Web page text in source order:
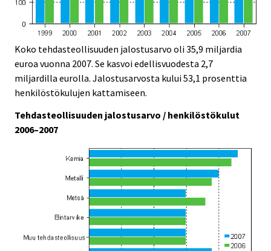
Koko tehdasteollisuuden jalostusarvo oli 35,9 miljardia
euroa vuonna 2007. Se kasvoi edellisvuodesta 2,7
miljardilla eurolla. Jalostusarvosta kului 53,1 prosenttia
henkilöstökulujen kattamiseen.
Tehdasteollisuuden jalostusarvo / henkilöstökulut
2006–2007